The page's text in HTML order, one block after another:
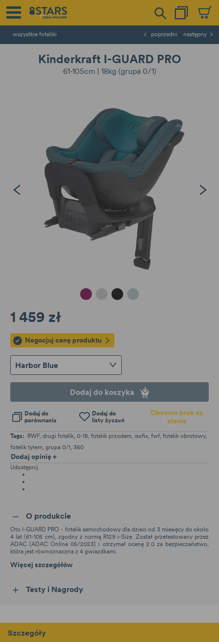
wszystkie foteliki poprzedni następny
Kinderkraft I-GUARD PRO
61-105cm | 18kg (grupa 0/1)
Cherry PearlCool GrayGraphite Black
Harbor Blue
Tags: RWF drugi fotelik 0-18 fotelik przodem isofix fwf fotelik obrotowy
fotelik tyłem grupa 0/1 360
Dodaj opinię +
Udostępnij
1 459 zł
Negocjuj cenę produktu
Harbor Blue
Dodaj do koszyka
Dodaj do
porównania
Dodaj do
listy życzeń
Obecnie brak na
stanie
O produkcie
Oto I-GUARD PRO - fotelik samochodowy dla dzieci od 3 miesięcy do około
4 lat (61-105 cm), zgodny z normą R129 i-Size. Został przetestowany przez
ADAC (ADAC Online 05/2023) i otrzymał ocenę 2.0 za bezpieczeństwo,
która jest równoznaczna z 4 gwiazdkami.
Więcej szczegółów
Testy i Nagrody
Szczegóły